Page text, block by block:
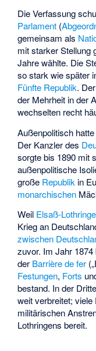
Die Verfassung
Parlament (
gemeinsam als
mit starker Stellung
Jahre wählte. Die
so stark wie später
Fünfte Republik. Der
der Mehrheit in der
wechselten recht
Außenpolitisch
Der Kanzler des
sorgte bis 1890 mit
außenpolitische
große Republik in
monarchischen
Weil Elsaß-
Krieg an
zwischen
zuvor. Im Jahr
der Barrière de fer
Festungen, Forts
bestand. In der
weit verbreitet;
militärischen
Lothringens bereit.